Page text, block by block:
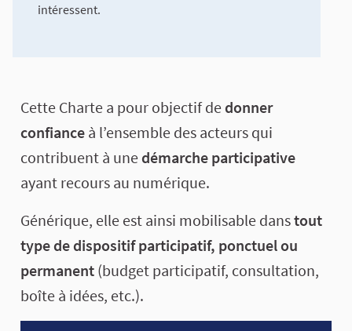
intéressent.
Cette Charte a pour objectif de donner
confiance à l’ensemble des acteurs qui
contribuent à une démarche participative
ayant recours au numérique.
Générique, elle est ainsi mobilisable danstout
type de dispositif participatif, ponctuel ou
permanent (budget participatif, consultation,
boîte à idées, etc.).